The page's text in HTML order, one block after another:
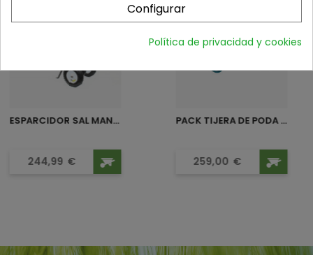
ESPARCIDOR SAL MANUAL CON...
Precio
244,99 €
PACK TIJERA DE PODA DUP181Z...
Precio
259,00 €
Configurar
Política de privacidad y cookies